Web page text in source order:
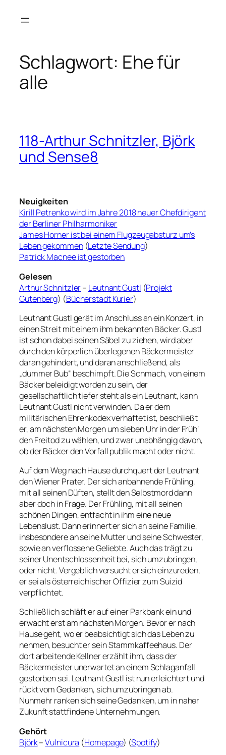
Inhalt
Schlagwort: Ehe für
alle
118-Arthur Schnitzler, Björk
und Sense8
Neuigkeiten
Kirill Petrenko wird im Jahre 2018 neuer Chefdirigent
der Berliner Philharmoniker
James Horner ist bei einem Flugzeugabsturz um’s
Leben gekommen(Letzte Sendung)
Patrick Macnee ist gestorben
Gelesen
Arthur Schnitzler– Leutnant Gustl (Projekt
Gutenberg) (Bücherstadt Kurier)
Leutnant Gustl gerät im Anschluss an ein Konzert, in
einen Streit mit einem ihm bekannten Bäcker. Gustl
ist schon dabei seinen Säbel zu ziehen, wird aber
durch den körperlich überlegenen Bäckermeister
daran gehindert, und daran anschließend, als
„dummer Bub“ beschimpft. Die Schmach, von einem
Bäcker beleidigt worden zu sein, der
gesellschaftlich tiefer steht als ein Leutnant, kann
Leutnant Gustl nicht verwinden. Da er dem
militärischen Ehrenkodex verhaftet ist, beschließt
er, am nächsten Morgen um sieben Uhr in der Früh‘
den Freitod zu wählen, und zwar unabhängig davon,
ob der Bäcker den Vorfall publik macht oder nicht.
Auf dem Weg nach Hause durchquert der Leutnant
den Wiener Prater. Der sich anbahnende Frühling,
mit all seinen Düften, stellt den Selbstmord dann
aber doch in Frage. Der Frühling, mit all seinen
schönen Dingen, entfacht in ihm eine neue
Lebenslust. Dann erinnert er sich an seine Familie,
insbesondere an seine Mutter und seine Schwester,
sowie an verflossene Geliebte. Auch das trägt zu
seiner Unentschlossenheit bei, sich umzubringen,
oder nicht. Vergeblich versucht er sich einzureden,
er sei als österreichischer Offizier zum Suizid
verpflichtet.
Schließlich schläft er auf einer Parkbank ein und
erwacht erst am nächsten Morgen. Bevor er nach
Hause geht, wo er beabsichtigt sich das Leben zu
nehmen, besucht er sein Stammkaffeehaus. Der
dort arbeitende Kellner erzählt ihm, dass der
Bäckermeister unerwartet an einem Schlaganfall
gestorben sei. Leutnant Gustl ist nun erleichtert und
rückt vom Gedanken, sich umzubringen ab.
Nunmehr ranken sich seine Gedanken, um in naher
Zukunft stattfindene Unternehmungen.
Gehört
Björk–Vulnicura (Homepage) (Spotify)